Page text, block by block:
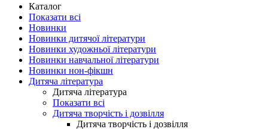
Каталог
Показати всі
Новинки
Новинки дитячої літератури
Новинки художньої літератури
Новинки навчальної літератури
Новинки нон-фікшн
Дитяча література
Дитяча література
Показати всі
Дитяча творчість і дозвілля
Дитяча творчість і дозвілля